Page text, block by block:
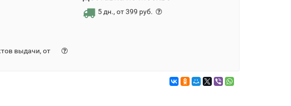
5 дн., от 399 руб.
выдачи, от